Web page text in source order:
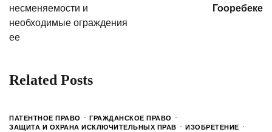
несменяемости и
необходимые ограждения
ее
Гооребеке
Related Posts
ПАТЕНТНОЕ ПРАВО
ГРАЖДАНСКОЕ ПРАВО
ЗАЩИТА И ОХРАНА ИСКЛЮЧИТЕЛЬНЫХ ПРАВ
ИЗОБРЕТЕНИЕ